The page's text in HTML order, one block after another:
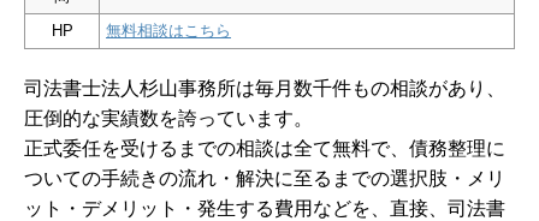
HP
無料相談はこちら
司法書士法人杉山事務所は毎月数千件もの相談があり、
圧倒的な実績数を誇っています。
正式委任を受けるまでの相談は全て無料で、債務整理に
ついての手続きの流れ・解決に至るまでの選択肢・メリ
ット・デメリット・発生する費用などを、直接、司法書